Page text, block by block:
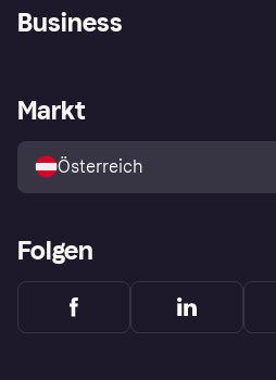
Shops entdecken
Business
Händlerportal
Markt
Österreich
Folgen